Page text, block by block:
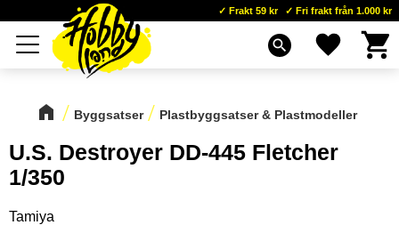
Meny
Frakt 59 kr Fri frakt från 1.000 kr
search Favoriter
Byggsatser Plastbyggsatser & Plastmodeller
U.S. Destroyer DD-445 Fletcher
1/350
Tamiya